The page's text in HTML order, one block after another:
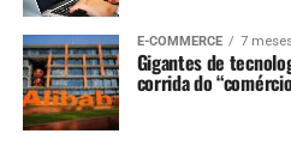
E-COMMERCE 7
Gigantes de
corrida do